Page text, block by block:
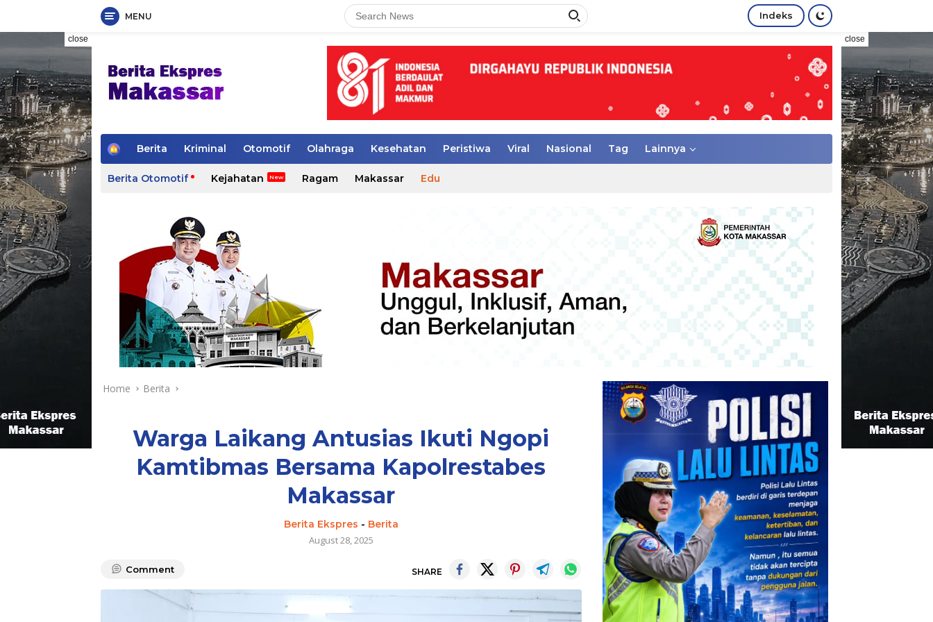
content
MENU Indeks
close close
H
m
e
Berita Kriminal Otomotif Olahraga Kesehatan Peristiwa Viral Nasional Tag Lainnya
Berita Otomotif Kejahatan Ragam Makassar Edu
Home Berita
Warga Laikang Antusias Ikuti Ngopi
Kamtibmas Bersama Kapolrestabes
Makassar
Berita Ekspres - Berita
August 28, 2025
Comment SHARE